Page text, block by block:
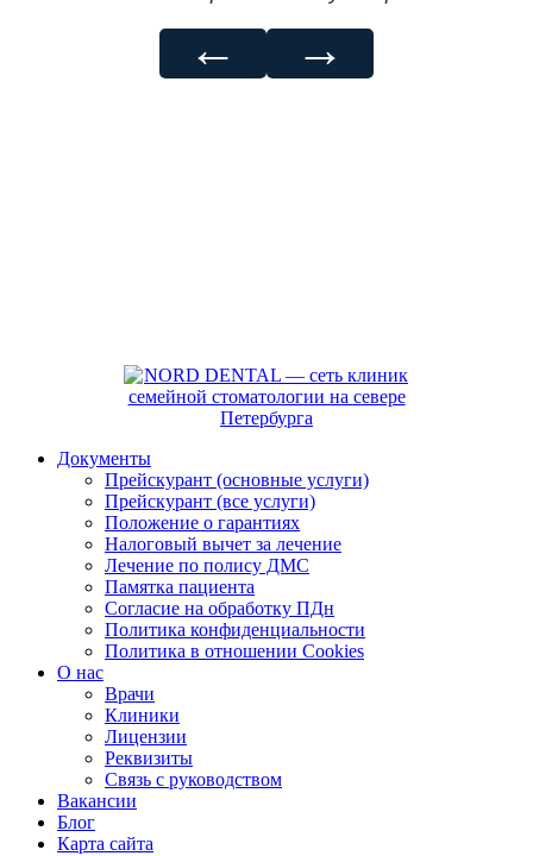
← →
Документы
Прейскурант (основные услуги)
Прейскурант (все услуги)
Положение о гарантиях
Налоговый вычет за лечение
Лечение по полису ДМС
Памятка пациента
Согласие на обработку ПДн
Политика конфиденциальности
Политика в отношении Cookies
О нас
Врачи
Клиники
Лицензии
Реквизиты
Связь с руководством
Вакансии
Блог
Карта сайта